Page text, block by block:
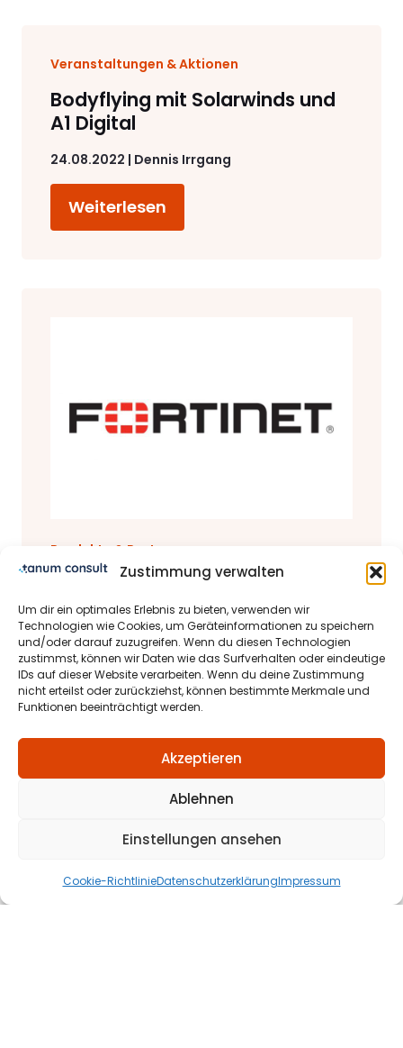
Zustimmung verwalten
Um dir ein optimales Erlebnis zu bieten, verwenden wir
Technologien wie Cookies, um Geräteinformationen zu speichern
und/oder darauf zuzugreifen. Wenn du diesen Technologien
zustimmst, können wir Daten wie das Surfverhalten oder eindeutige
IDs auf dieser Website verarbeiten. Wenn du deine Zustimmung
nicht erteilst oder zurückziehst, können bestimmte Merkmale und
Funktionen beeinträchtigt werden.
Akzeptieren
Ablehnen
Einstellungen ansehen
Cookie-RichtlinieDatenschutzerklärungImpressum
Veranstaltungen & Aktionen
Bodyflying mit Solarwinds und
A1 Digital
24.08.2022 | Dennis Irrgang
Weiterlesen
Produkte & Partner
Fortinet Partner Status
28.03.2022 | Michael Schrader-Bölsche
Dear tanum consult GmbH
Congratulations! Your Fortinet Partnership
has been promoted to: Level of
hard work and dedication to
Fortinet. Regards, Your Fortinet Channel
Team Mit dieser Email von Fortinet ist es
Wir freuen uns über das Geleistete und
den